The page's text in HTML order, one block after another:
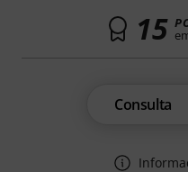
15
Consulta